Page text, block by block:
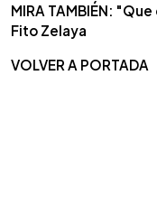
MIRA TAMBIÉN:
Fito Zelaya
VOLVER A PORTADA